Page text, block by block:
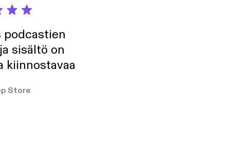
podcastien
sisältö on
kiinnostavaa
Store